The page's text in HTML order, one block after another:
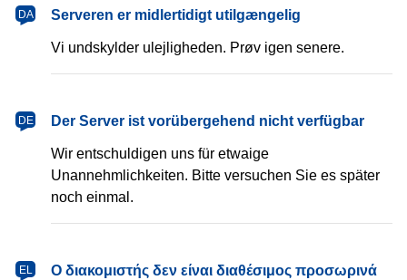
DA
dansk Serveren er midlertidigt utilgængelig
Vi undskylder ulejligheden. Prøv igen senere.
DE
DeutschDer Server ist vorübergehend nicht verfügbar
Wir entschuldigen uns für etwaige
Unannehmlichkeiten. Bitte versuchen Sie es später
noch einmal.
EL
ΕλληνικάΟ διακομιστής δεν είναι διαθέσιμος προσωρινά